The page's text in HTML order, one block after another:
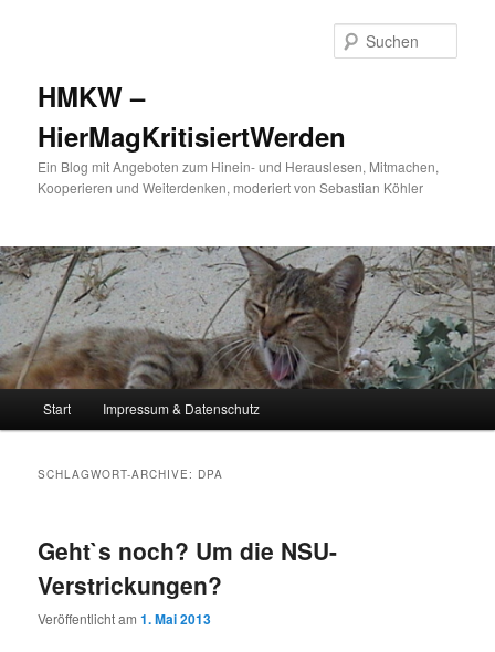
HMKW –
HierMagKritisiertWerden
Ein Blog mit Angeboten zum Hinein- und Herauslesen, Mitmachen,
Kooperieren und Weiterdenken, moderiert von Sebastian Köhler
Zum Inhalt wechseln
Zum sekundären Inhalt wechseln
Start Impressum & Datenschutz
SCHLAGWORT-ARCHIVE: DPA
Geht`s noch? Um die NSU-
Verstrickungen?
Veröffentlicht am1. Mai 2013